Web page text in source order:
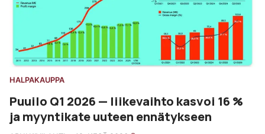
HALPAKAUPPA
Puuilo Q1 2026 — liikevaihto kasvoi 16 %
ja myyntikate uuteen ennätykseen